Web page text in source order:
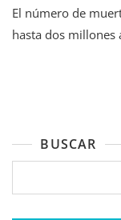
El número de
hasta dos millones
BUSCAR